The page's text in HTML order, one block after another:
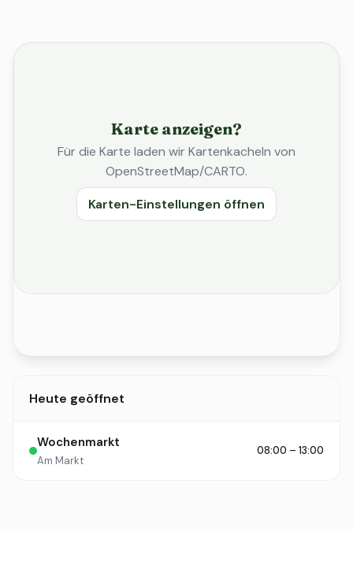
Karte anzeigen?
Für die Karte laden wir Kartenkacheln von
OpenStreetMap/CARTO.
Karten-Einstellungen öffnen
Heute geöffnet
Wochenmarkt
Am Markt
08:00 – 13:00